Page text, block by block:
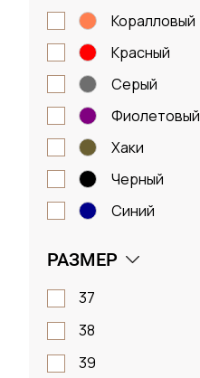
коралловый
красный
серый
фиолетовый
хаки
черный
синий
РАЗМЕР
37
38
39